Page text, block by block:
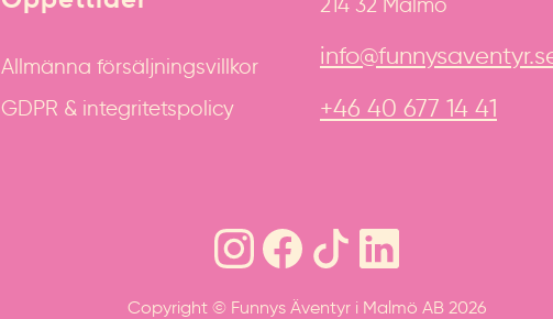
Allmänna försäljningsvillkor
GDPR & integritetspolicy
+46 40 677 14 41
Copyright © Funnys Äventyr i Malmö AB 2026